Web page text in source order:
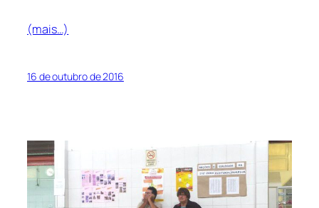
(mais…)
16 de outubro de 2016